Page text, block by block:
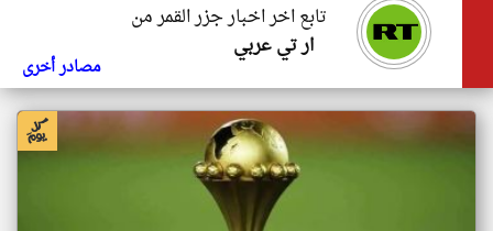
تابع اخر اخبار جزر القمر من
ار تي عربي
مصادر أخرى